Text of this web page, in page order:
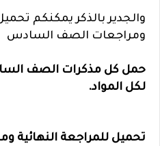
والجدير بالذكر يمكنكم
ومراجعات الصف السادس
حمل كل مذكرات الصف
لكل المواد.
تحميل للمراجعة النهائية